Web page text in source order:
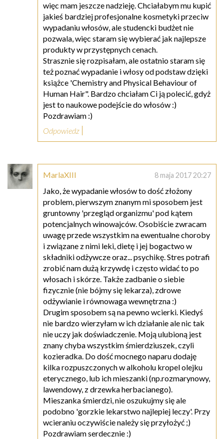
więc mam jeszcze nadzieję. Chciałabym mu kupić
jakieś bardziej profesjonalne kosmetyki przeciw
wypadaniu włosów, ale studencki budżet nie
pozwala, więc staram się wybierać jak najlepsze
produkty w przystępnych cenach.
Strasznie się rozpisałam, ale ostatnio staram się
też poznać wypadanie i włosy od podstaw dzięki
książce 'Chemistry and Physical Behaviour of
Human Hair". Bardzo chciałam Ci ją polecić, gdyż
jest to naukowe podejście do włosów :)
Pozdrawiam :)
Odpowiedz
MarlaXIII 8 maja 2017 20:27
Jako, że wypadanie włosów to dość złożony
problem, pierwszym znanym mi sposobem jest
gruntowny 'przegląd organizmu' pod kątem
potencjalnych winowajców. Osobiście zwracam
uwagę przede wszystkim na ewentualne choroby
i związane z nimi leki, dietę i jej bogactwo w
składniki odżywcze oraz... psychikę. Stres potrafi
zrobić nam dużą krzywdę i często widać to po
włosach i skórze. Także zadbanie o siebie
fizycznie (nie bójmy się lekarza), zdrowe
odżywianie i równowaga wewnętrzna :)
Drugim sposobem są na pewno wcierki. Kiedyś
nie bardzo wierzyłam w ich działanie ale nic tak
nie uczy jak doświadczenie. Moją ulubioną jest
znany chyba wszystkim śmierdziuszek, czyli
kozieradka. Do dość mocnego naparu dodaję
kilka rozpuszczonych w alkoholu kropel olejku
eterycznego, lub ich mieszanki (np.rozmarynowy,
lawendowy, z drzewka herbacianego).
Mieszanka śmierdzi, nie oszukujmy się ale
podobno 'gorzkie lekarstwo najlepiej leczy'. Przy
wcieraniu oczywiście należy się przyłożyć ;)
Pozdrawiam serdecznie :)